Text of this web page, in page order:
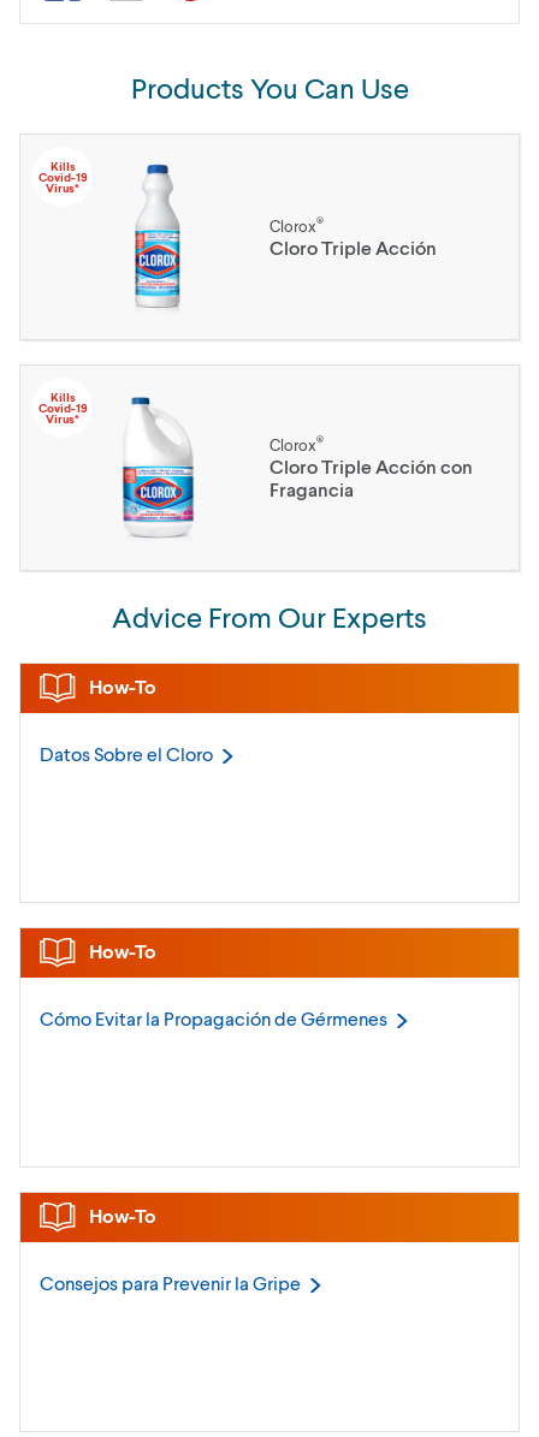
Products You Can Use
Kills
Covid-19
Virus*
Clorox®
Cloro Triple Acción
Kills
Covid-19
Virus*
Clorox®
Cloro Triple Acción con
Fragancia
Advice From Our Experts
How-To
Datos Sobre el Cloro
How-To
Cómo Evitar la Propagación de Gérmenes
How-To
Consejos para Prevenir la Gripe